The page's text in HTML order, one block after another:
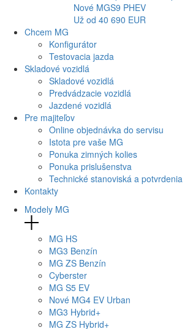
Nové MGS9 PHEV
Už od 40 690 EUR
Chcem MG
Konfigurátor
Testovacia jazda
Skladové vozidlá
Skladové vozidlá
Predvádzacie vozidlá
Jazdené vozidlá
Pre majiteľov
Online objednávka do servisu
Istota pre vaše MG
Ponuka zimných kolies
Ponuka prislušenstva
Technické stanoviská a potvrdenia
Kontakty
Modely MG
MG HS
MG3 Benzín
MG ZS Benzín
Cyberster
MG S5 EV
Nové MG4 EV Urban
MG3 Hybrid+
MG ZS Hybrid+